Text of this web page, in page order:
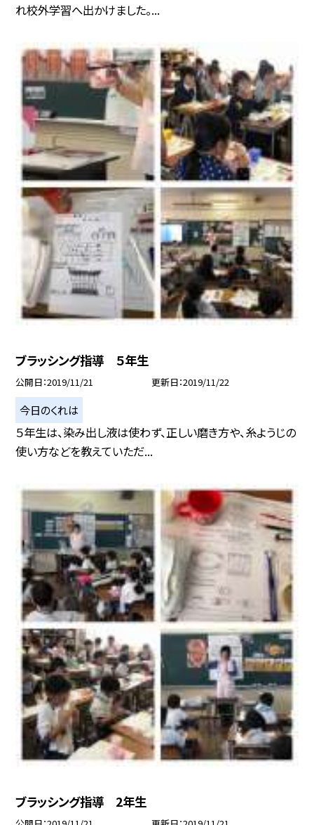
れ校外学習へ出かけました。...
ブラッシング指導 ５年生
公開日 2019/11/21 更新日 2019/11/22
今日のくれは
５年生は、染み出し液は使わず、正しい磨き方や、糸ようじの
使い方などを教えていただ...
ブラッシング指導 2年生